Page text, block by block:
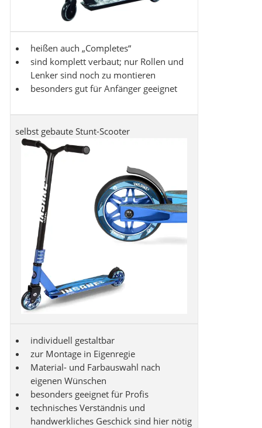
heißen auch „Completes“
sind komplett verbaut; nur Rollen und
Lenker sind noch zu montieren
besonders gut für Anfänger geeignet
selbst gebaute Stunt-Scooter
individuell gestaltbar
zur Montage in Eigenregie
Material- und Farbauswahl nach
eigenen Wünschen
besonders geeignet für Profis
technisches Verständnis und
handwerkliches Geschick sind hier nötig